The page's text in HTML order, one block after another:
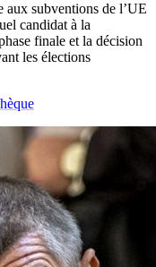
aux subventions de l’UE
candidat à la
finale et la décision
les élections